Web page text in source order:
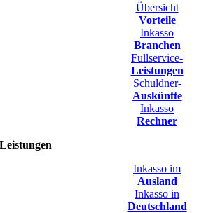
Übersicht
Vorteile
Inkasso
Branchen
Fullservice-
Leistungen
Schuldner-
Auskünfte
Inkasso
Rechner
Leistungen
Inkasso im
Ausland
Inkasso in
Deutschland